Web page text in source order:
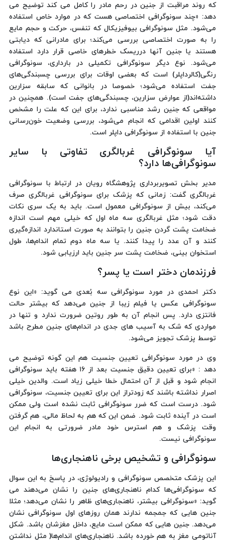
که روند مراقبت از جنین در رحم مادر را کامل می کند توضیح می
دهد: «چند سونوگرافی اختصاصی هست که در موارد خاص استفاده
می‌شود. مثل سونوگرافی بیوفیزیکال که تنفس، حرکت و حجم مایع
را به صورت اختصاصی بررسی می‌کند؛ برای مادرانی که دیابتی
هستند یا جنین آنها درریسک خطرهای خاصی قرار دارد استفاده
می‌شود. نوع دیگر سونوگرافی تکمیلی در بارداری، سونوگرافی
رنگی(کالرداپلر) است که بعضی اوقات برای بررسی چسبندگی‌های
جفت استفاده می‌شود؛ خصوصا در بانوانی که سابقه سزارین
داشته‌اند(از عوارض سزارین، چسبندگی‌های جفت است). همچنین در
مواقعی که جنین رشد مناسبی ندارد، برای این که علت را مشخص
کنند اولین اقدامی که انجام می‌شود، بررسی وضعیت خون‌رسانی
جنین با استفاده از سونوگرافی داپلر است.
آیا سونوگرافی غربالگری تفاوتی با سایر
سونوگرافی‌ها دارد؟
مدیر بخش تصویربرداری پژوهشگاه رویان در ارتباط با سونوگرافی
غربالگری گفت: زمانی که پزشک برای سونوگرافی غربالگری صرف
می‌کند، بیش از سونوگرافی معمول است. باید به یک سری نکات
دقت شود؛ مثل غربالگری سه ماه اول که خیلی مهم است اندازه
ضخامت پشت گردن جنین را بتوانند به صورت استاندارد اندازه‌گیری
کنند و آن عدد را پیدا کنند. یا سه ماه دوم تمام اندام‌ها، طول
استخوان بینی، ضخامت پشت سر جنین باید ارزیابی شود.
فرزندمان دختر است یا پسر؟
دکتر احمدی در مورد سونوگرافی سه بُعدی می گوید: «این نوع
سونوگرافی عکس یا فیلم زیبا از جنین می‌دهد که بیشتر حالت
فانتزی دارد. پس انجام آن به طور روتین ضرورت ندارد و تنها در
مواردی که شک به آسیب های جدی در اندام‌های جنین مطرح باشد
توسط پزشک تجویز می‌شود.
وی در مورد سونوگرافی تعیین جنسیت هم این گونه توضیح می
دهد : «برای تعیین دقیق جنسیت بعد از ۱۶ هفته باید سونوگرافی
انجام شود و قبل از آن احتمال خطا خیلی زیاد است. والدین خیلی
اصرار نداشته باشند که زودتراز این برای تعیین جنسیت، سونوگرافی
شود. درست است که ضرر سونوگرافی ثابت نشده است ولی ممکن
است در آینده ثابت شود. ضمن این که هم به لحاظ مالی، هم گرفتن
وقت پزشک و هم استرس خود مادر ضرورتی به انجام این
سونوگرافی نیست.
سونوگرافی و تشخیص برخی ناهنجاری‌ها
این پزشک متخصص سونوگرافی و رادیولوژی، در پاسخ به این سوال
که سونوگرافی‌ها کدام ناهنجاری‌های جنین را نشان می‌دهند می
گوید: «سونوگرافی بیشتر، ناهنجاری‌های ظاهر را نشان می‌دهد؛ مثلا
جنین هایی که جمجمه ندارند همان روزهای اول سونوگرافی نشان
می‌دهد. جنین هایی که ممکن است مایع، داخل مغزشان باشد. شکل
آناتومی مغز به هم خورده باشد. ناهنجاری‌های اندام‌ها( مثل نداشتن